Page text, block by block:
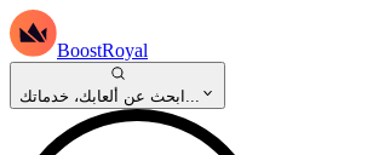
BoostRoyal